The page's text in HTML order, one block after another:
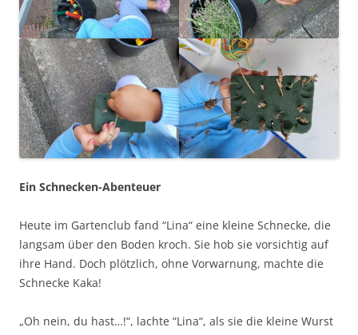
Ein Schnecken-Abenteuer
Heute im Gartenclub fand “Lina“ eine kleine Schnecke, die
langsam über den Boden kroch. Sie hob sie vorsichtig auf
ihre Hand. Doch plötzlich, ohne Vorwarnung, machte die
Schnecke Kaka!
„Oh nein, du hast…!“, lachte “Lina“, als sie die kleine Wurst